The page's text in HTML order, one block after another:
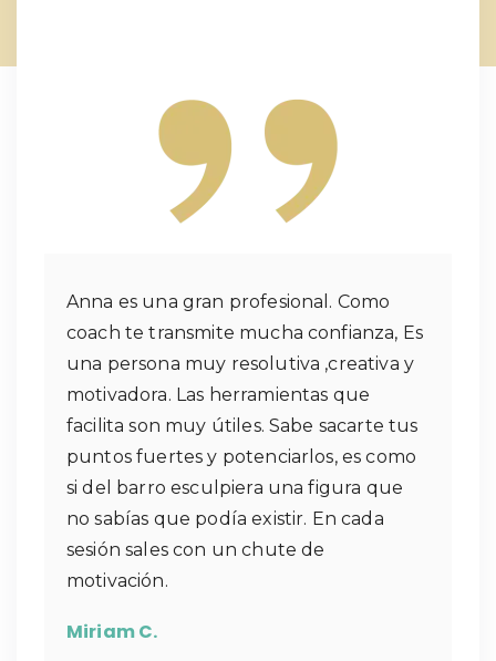
Anna es una gran profesional. Como
coach te transmite mucha confianza, Es
una persona muy resolutiva ,creativa y
motivadora. Las herramientas que
facilita son muy útiles. Sabe sacarte tus
puntos fuertes y potenciarlos, es como
si del barro esculpiera una figura que
no sabías que podía existir. En cada
sesión sales con un chute de
motivación.
Miriam C.